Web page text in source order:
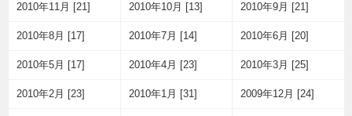
2010年11月 [21] 2010年10月 [13] 2010年9月 [21]
2010年8月 [17] 2010年7月 [14] 2010年6月 [20]
2010年5月 [17] 2010年4月 [23] 2010年3月 [25]
2010年2月 [23] 2010年1月 [31] 2009年12月 [24]